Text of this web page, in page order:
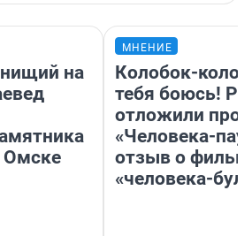
на
Омске
МНЕНИЕ
Колобок-
тебя боюсь!
отложили
«Человека-
отзыв о
«человека-